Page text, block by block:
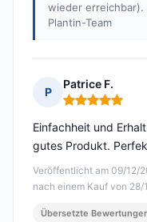
wieder erreichbar).
Plantin-Team
P
Patrice F.
Hinweis: 5 von
Veröffentlicht am 09/12/
nach einem Kauf von 28/
Einfachheit und
gutes Produkt.
Übersetzte